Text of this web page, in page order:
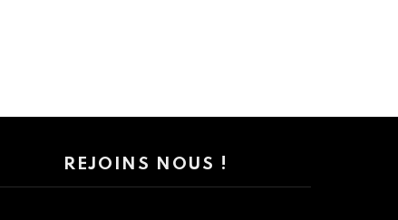
REJOINS NOUS !